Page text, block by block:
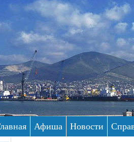
Афиша Новости